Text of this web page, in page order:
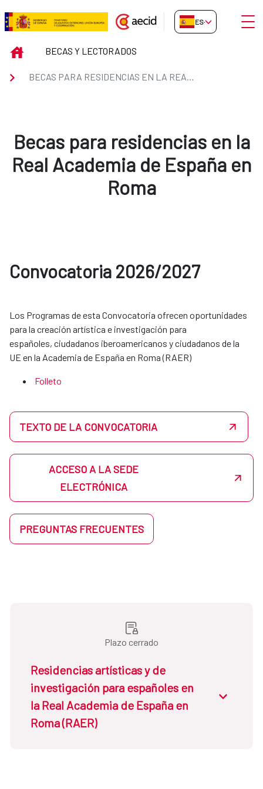
Saltar al contenido principal
Becas para residencias en la
ES-ES Abrir
INICIOBECAS Y LECTORADOS
BECAS PARA RESIDENCIAS EN LA REAL ACADEMIA DE ESPAÑA EN ROMA
Becas para residencias en la
Real Academia de España en
Roma
Convocatoria 2026/2027
Los Programas de esta Convocatoria ofrecen oportunidades
para la creación artística e investigación para
españoles, ciudadanos iberoamericanos y ciudadanos de la
UE en la Academia de España en Roma (RAER)
Folleto
TEXTO DE LA CONVOCATORIA
ACCESO A LA SEDE
ELECTRÓNICA
PREGUNTAS FRECUENTES
Plazo cerrado
Residencias artísticas y de
investigación para españoles en
la Real Academia de España en
Roma (RAER)